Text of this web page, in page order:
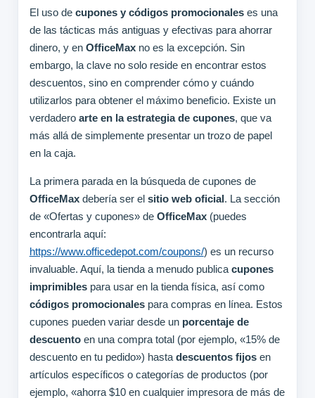
El uso de cupones y códigos promocionaleses una
de las tácticas más antiguas y efectivas para ahorrar
dinero, y en OfficeMaxno es la excepción. Sin
embargo, la clave no solo reside en encontrar estos
descuentos, sino en comprender cómo y cuándo
utilizarlos para obtener el máximo beneficio. Existe un
verdadero arte en la estrategia de cupones, que va
más allá de simplemente presentar un trozo de papel
en la caja.
La primera parada en la búsqueda de cupones de
OfficeMaxdebería ser el sitio web oficial. La sección
de «Ofertas y cupones» de OfficeMax(puedes
encontrarla aquí:
https://www.officedepot.com/coupons/) es un recurso
invaluable. Aquí, la tienda a menudo publica cupones
imprimiblespara usar en la tienda física, así como
códigos promocionalespara compras en línea. Estos
cupones pueden variar desde un porcentaje de
descuentoen una compra total (por ejemplo, «15% de
descuento en tu pedido») hasta descuentos fijosen
artículos específicos o categorías de productos (por
ejemplo, «ahorra $10 en cualquier impresora de más de